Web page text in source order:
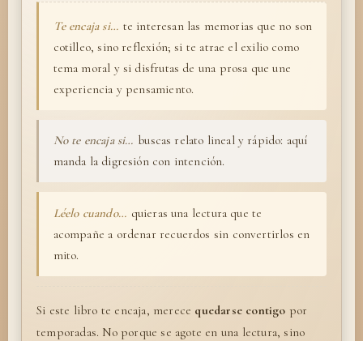
Te encaja si… te interesan las memorias que no son
cotilleo, sino reflexión; si te atrae el exilio como
tema moral y si disfrutas de una prosa que une
experiencia y pensamiento.
No te encaja si… buscas relato lineal y rápido: aquí
manda la digresión con intención.
Léelo cuando… quieras una lectura que te
acompañe a ordenar recuerdos sin convertirlos en
mito.
Si este libro te encaja, merece quedarse contigo por
temporadas. No porque se agote en una lectura, sino